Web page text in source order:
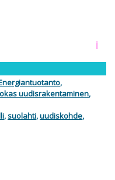
i
,
uudisrakentaminen,
,suolahti,uudiskohde,